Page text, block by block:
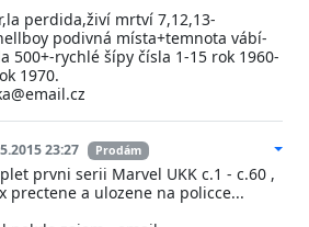
perdida,živí mrtví 7,12,13-
podivná místa+temnota vábí-
500+-rychlé šípy čísla 1-15 rok 1960-
1970.
23:27 Prodám
prvni serii Marvel UKK c.1 - c.60 ,
prectene a ulozene na policce...